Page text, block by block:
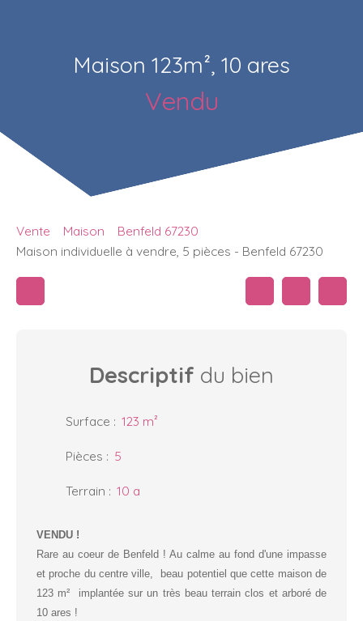
Maison 123m², 10 ares
Vendu
Vente Maison
Benfeld 67230
Maison individuelle à vendre, 5 pièces - Benfeld 67230
Descriptif du bien
Surface : 123 m²
Pièces : 5
Terrain : 10 a
VENDU !
Rare au coeur de Benfeld ! Au calme au fond d'une impasse
et proche du centre ville, beau potentiel que cette maison de
123 m² implantée sur un très beau terrain clos et arboré de
10 ares !